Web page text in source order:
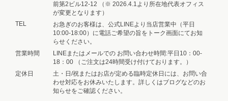
でも涼やかな気持ちになれる紙ものを
作りたいという思いも込めています🧸
🌿 果物の酸味や甘み、爽やかな幸せ
まで感じていただけたら嬉しいです🍋
✨…もちろん、舐めても味はしません
が🤭笑昔、食べ物の香りがする消しゴ
ムがありましたよね。いつか、そんな
ワクワクするような紙ものも作れたら
いいなと思っています💕 「もう一度
前第2ビル12-12 （※ 2026.4.1より所在地代表オフィス
が変更となります）
TEL
お急ぎのお客様は、公式LINEより当店営業中（平日
10:00-18:00）に電話ご希望の旨をトーク画面にてお知
らせください。
営業時間
LINEまたはメールでの お問い合わせ時間:平日10：00-
18：00 （ご注文は24時間受け付けております。）
定休日
土・日/祝またはお店が定める臨時定休日には、お問い合
わせ対応をお休みいたします。詳しくはブログなどのお
知らせをご確認ください。